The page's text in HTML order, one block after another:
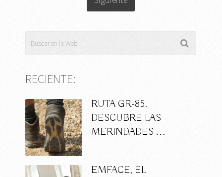
RECIENTE:
RUTA GR-85.
DESCUBRE LAS
MERINDADES …
EMFACE, EL